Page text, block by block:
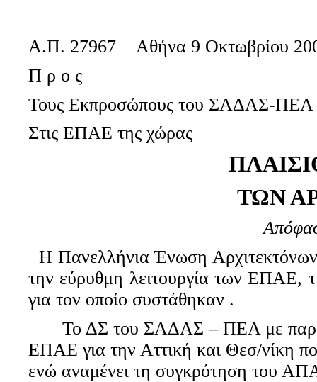
Α.Π. 27967
Αθήνα 9 Οκτωβρίου
Π ρ ο ς
Τους Εκπροσώπους του ΣΑΔΑΣ-ΠΕΑ
Στις ΕΠΑΕ της χώρας
ΤΩΝ
Η Πανελλήνια Ένωση Αρχιτεκτόνων
την εύρυθμη λειτουργία των ΕΠΑΕ,
για τον οποίο συστάθηκαν .
Το ΔΣ του ΣΑΔΑΣ – ΠΕΑ με
ΕΠΑΕ για την Αττική και Θεσ/νίκη
ενώ αναμένει τη συγκρότηση του